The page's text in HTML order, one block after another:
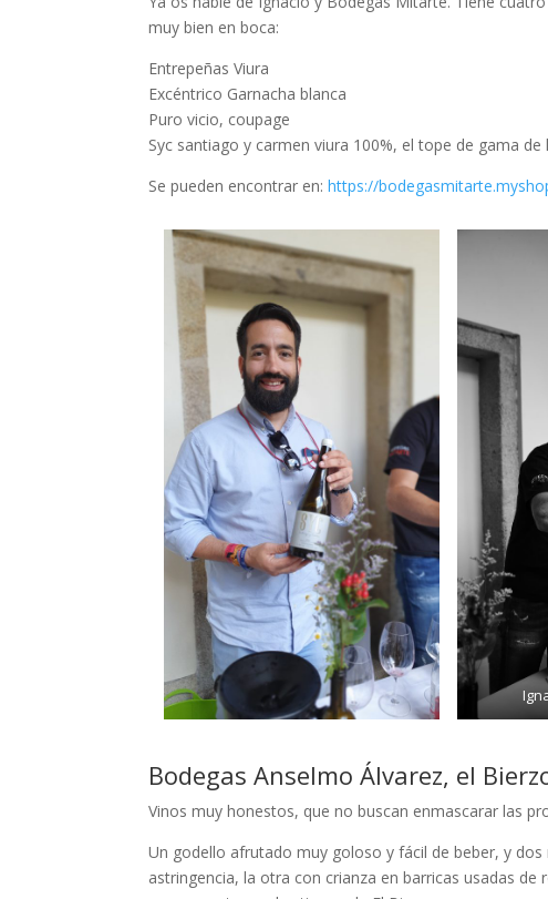
muy bien en boca:
Entrepeñas Viura
Excéntrico Garnacha blanca
Puro vicio, coupage
Syc santiago y carmen viura 100%, el tope de gama
Se pueden encontrar en:https://
Bodegas Anselmo Álvarez, el
Vinos muy honestos, que no buscan enmascarar las
Un godello afrutado muy goloso y fácil de beber, y
astringencia, la otra con crianza en barricas usadas